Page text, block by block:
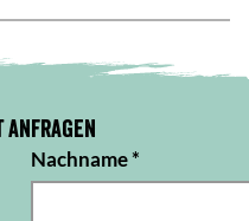
anfragen
Nachname*